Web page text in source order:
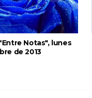
Notas", lunes
de 2013